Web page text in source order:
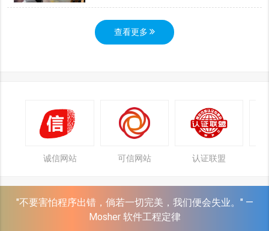
查看更多
诚信网站 可信网站 认证联盟
"不要害怕程序出错，倘若一切完美，我们便会失业。" —
Mosher 软件工程定律